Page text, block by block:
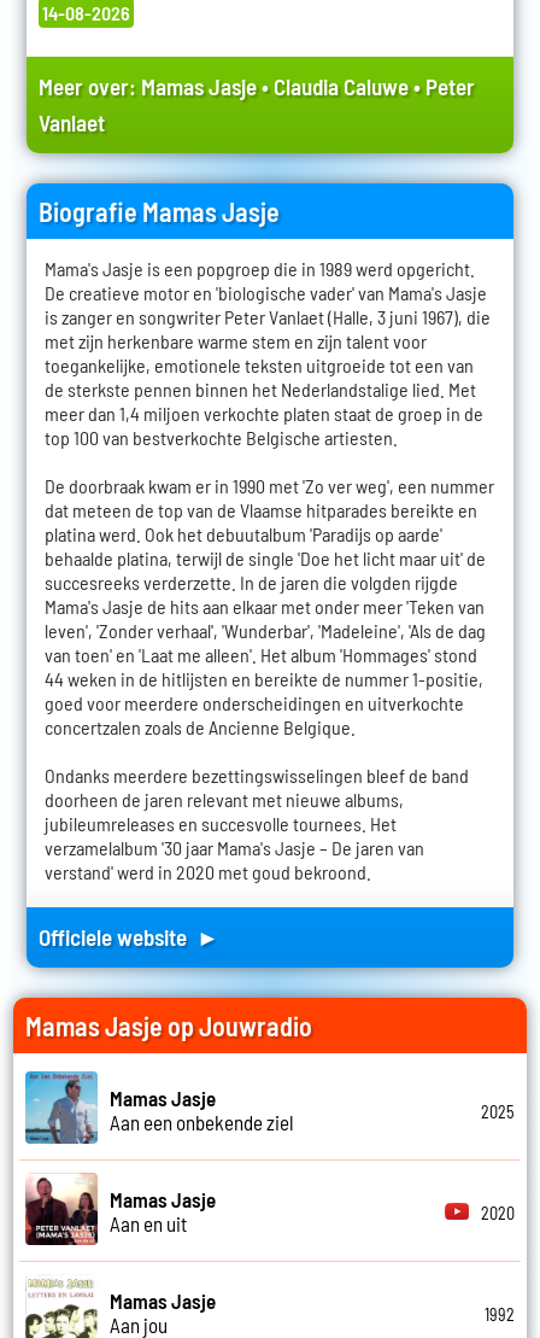
14-08-2026
Meer over: Mamas Jasje•Claudia Caluwe•Peter
Vanlaet
Biografie Mamas Jasje
Mama's Jasje is een popgroep die in 1989 werd opgericht.
De creatieve motor en 'biologische vader' van Mama's Jasje
is zanger en songwriter Peter Vanlaet (Halle, 3 juni 1967), die
met zijn herkenbare warme stem en zijn talent voor
toegankelijke, emotionele teksten uitgroeide tot een van
de sterkste pennen binnen het Nederlandstalige lied. Met
meer dan 1,4 miljoen verkochte platen staat de groep in de
top 100 van bestverkochte Belgische artiesten.
De doorbraak kwam er in 1990 met 'Zo ver weg', een nummer
dat meteen de top van de Vlaamse hitparades bereikte en
platina werd. Ook het debuutalbum 'Paradijs op aarde'
behaalde platina, terwijl de single 'Doe het licht maar uit' de
succesreeks verderzette. In de jaren die volgden rijgde
Mama's Jasje de hits aan elkaar met onder meer 'Teken van
leven', 'Zonder verhaal', 'Wunderbar', 'Madeleine', 'Als de dag
van toen' en 'Laat me alleen'. Het album 'Hommages' stond
44 weken in de hitlijsten en bereikte de nummer 1-positie,
goed voor meerdere onderscheidingen en uitverkochte
concertzalen zoals de Ancienne Belgique.
Ondanks meerdere bezettingswisselingen bleef de band
doorheen de jaren relevant met nieuwe albums,
jubileumreleases en succesvolle tournees. Het
verzamelalbum '30 jaar Mama's Jasje – De jaren van
verstand' werd in 2020 met goud bekroond.
Officiele website ►
Mamas Jasje op Jouwradio
Mamas Jasje
Aan een onbekende ziel
2025
Mamas Jasje
Aan en uit
2020
Mamas Jasje
Aan jou
1992